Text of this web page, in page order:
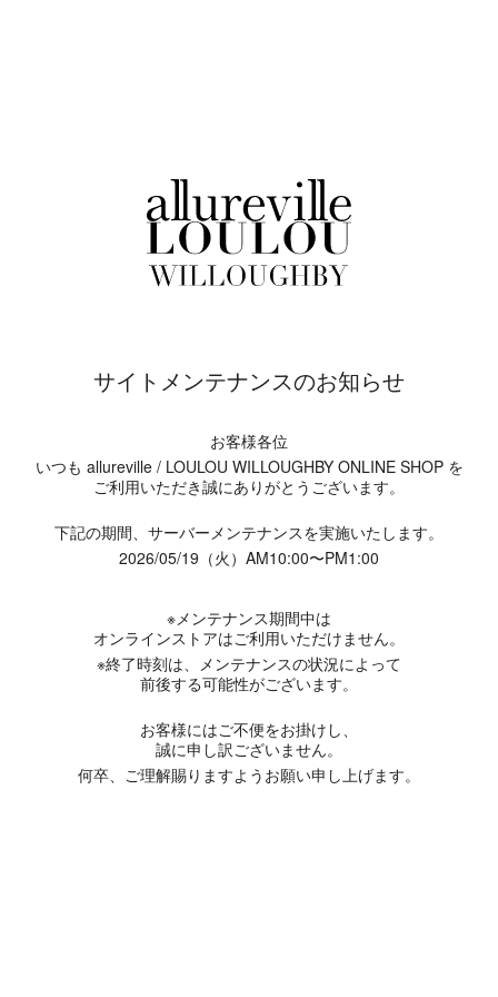
サイトメンテナンスのお知らせ
お客様各位
いつも allureville / LOULOU WILLOUGHBY ONLINE SHOP を
ご利用いただき誠にありがとうございます。
下記の期間、サーバーメンテナンスを実施いたします。
2026/05/19（火）AM10:00〜PM1:00
※メンテナンス期間中は
オンラインストアはご利用いただけません。
※終了時刻は、メンテナンスの状況によって
前後する可能性がございます。
お客様にはご不便をお掛けし、
誠に申し訳ございません。
何卒、ご理解賜りますようお願い申し上げます。